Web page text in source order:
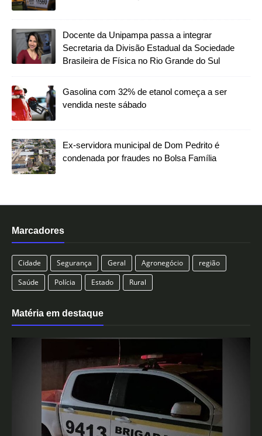
Docente da Unipampa passa a integrar
Secretaria da Divisão Estadual da Sociedade
Brasileira de Física no Rio Grande do Sul
Gasolina com 32% de etanol começa a ser
vendida neste sábado
Ex-servidora municipal de Dom Pedrito é
condenada por fraudes no Bolsa Família
Marcadores
Cidade Segurança Geral Agronegócio
região
Saúde
Polícia Estado Rural
Matéria em destaque